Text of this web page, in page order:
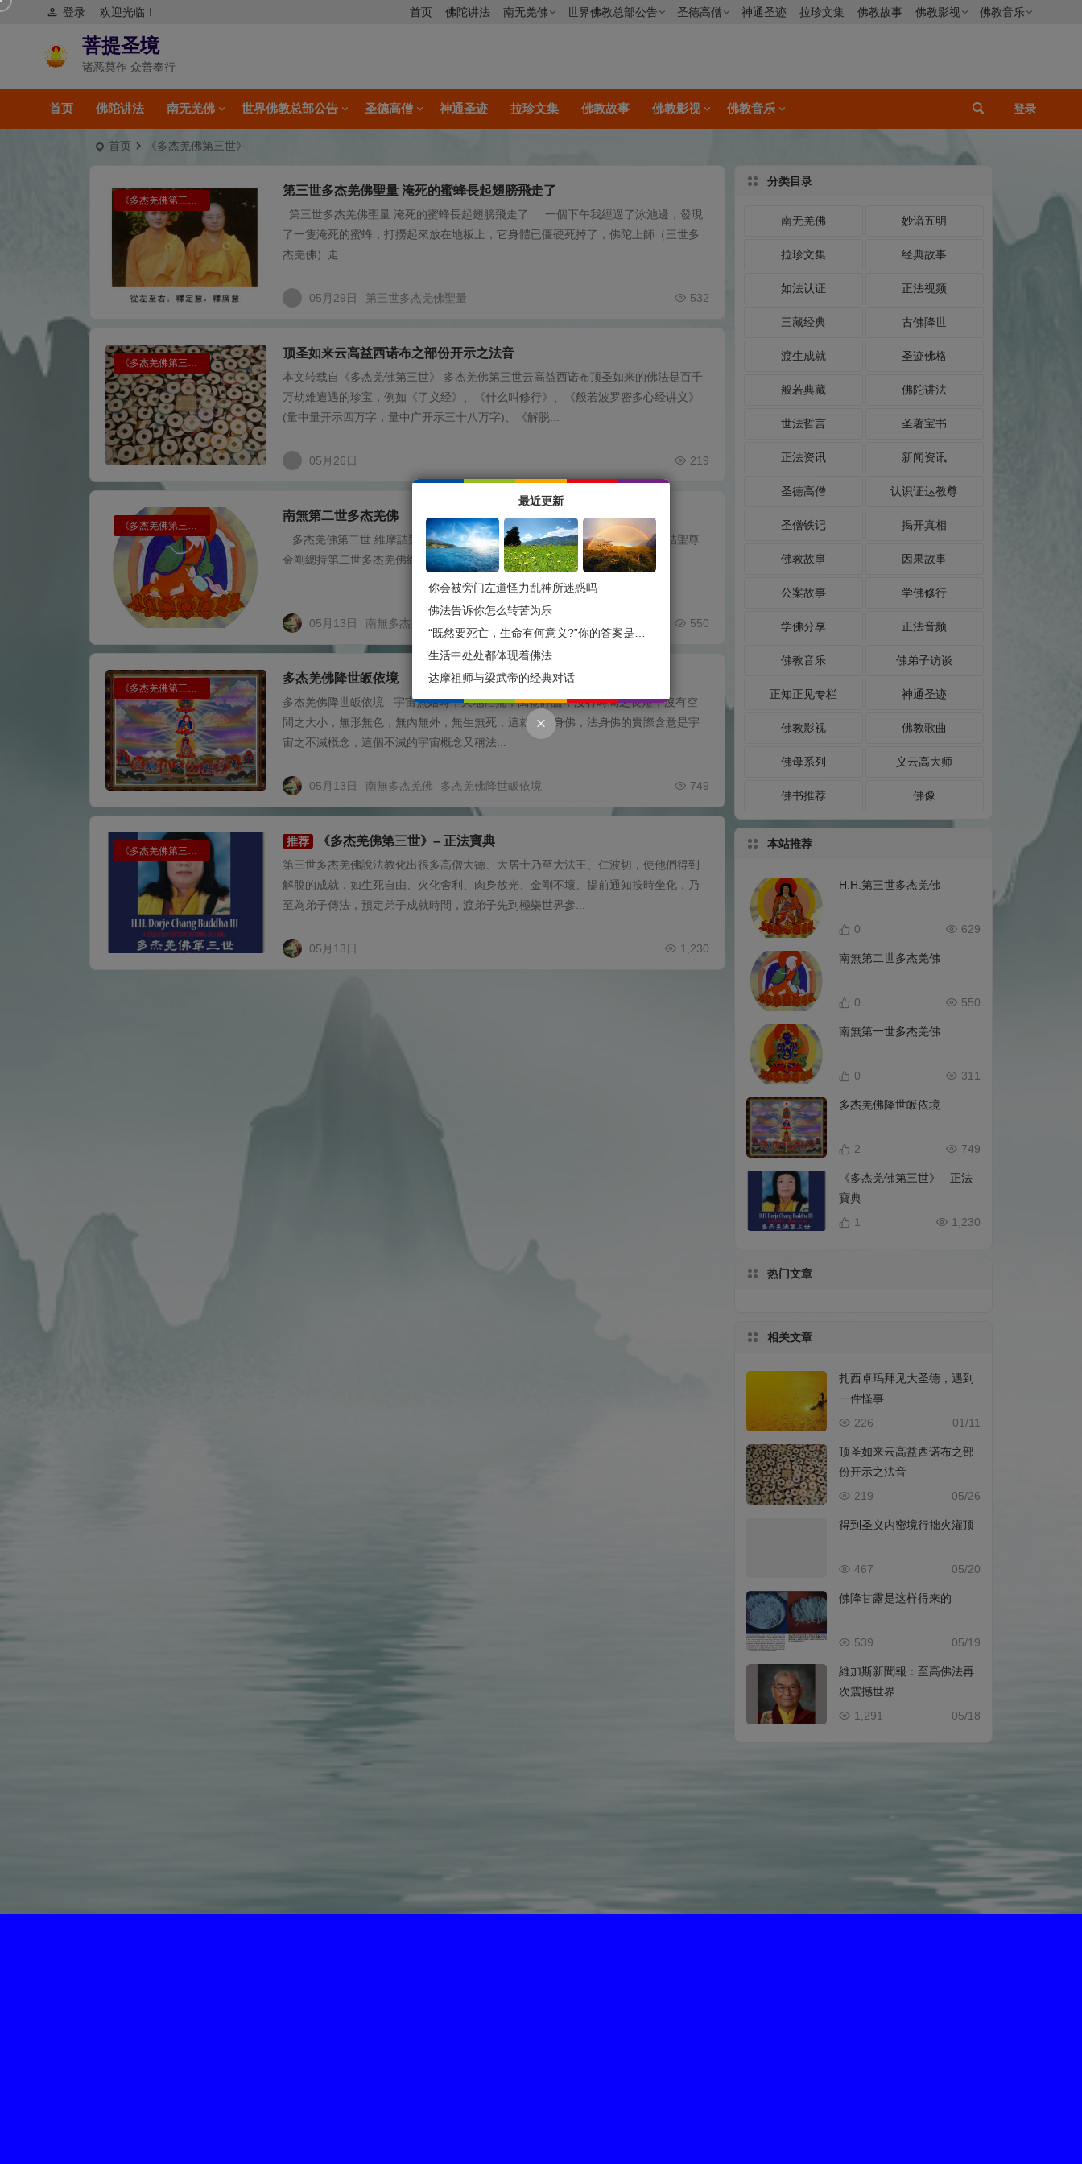
欢迎光临！
登录 首页 佛陀讲法 南无羌佛 世界佛教总部公告 圣德高僧 神通圣迹 拉珍文集 佛教故事 佛教影视 佛教音乐
菩提圣境
诸恶莫作 众善奉行
首页 佛陀讲法 南无羌佛 世界佛教总部公告 圣德高僧 神通圣迹 拉珍文集 佛教故事 佛教影视 佛教音乐 登录
首页 《多杰羌佛第三世》
《多杰羌佛第三世》
第三世多杰羌佛聖量 淹死的蜜蜂長起翅膀飛走了
第三世多杰羌佛聖量 淹死的蜜蜂長起翅膀飛走了 一個下午我經過了泳池邊，發現
了一隻淹死的蜜蜂，打撈起來放在地板上，它身體已僵硬死掉了，佛陀上師（三世多
杰羌佛）走...
05月29日 532
第三世多杰羌佛聖量
《多杰羌佛第三世》
顶圣如来云高益西诺布之部份开示之法音
本文转载自《多杰羌佛第三世》 多杰羌佛第三世云高益西诺布顶圣如来的佛法是百千
万劫难遭遇的珍宝，例如《了义经》、《什么叫修行》、《般若波罗密多心经讲义》
(量中量开示四万字，量中广开示三十八万字)、《解脱...
05月26日 219
《多杰羌佛第三世》
南無第二世多杰羌佛
多杰羌佛第二世 維摩詰聖尊 維摩詰聖尊簡介 南無第二世多杰羌佛維摩詰聖尊
金剛總持第二世多杰羌佛維摩詰聖尊是由釋迦牟尼佛宣布...
05月13日 550
南無多杰羌佛
《多杰羌佛第三世》
多杰羌佛降世皈依境
多杰羌佛降世皈依境 宇宙無始時，天地茫荒，萬物靜謐，沒有時間之長短，沒有空
間之大小，無形無色，無內無外，無生無死，這就是法身佛，法身佛的實際含意是宇
宙之不滅概念，這個不滅的宇宙概念又稱法...
05月13日 749
南無多杰羌佛 多杰羌佛降世皈依境
《多杰羌佛第三世》
推荐 《多杰羌佛第三世》– 正法寶典
第三世多杰羌佛說法教化出很多高僧大德、大居士乃至大法王、仁波切，使他們得到
解脫的成就，如生死自由、火化舍利、肉身放光、金剛不壞、提前通知按時坐化，乃
至為弟子傳法，預定弟子成就時間，渡弟子先到極樂世界參...
05月13日 1,230
分类目录
南无羌佛 妙谙五明
拉珍文集 经典故事
如法认证 正法视频
三藏经典 古佛降世
渡生成就 圣迹佛格
般若典藏 佛陀讲法
世法哲言 圣著宝书
正法资讯 新闻资讯
圣德高僧 认识证达教尊
圣僧铁记 揭开真相
佛教故事 因果故事
公案故事 学佛修行
学佛分享 正法音频
佛教音乐 佛弟子访谈
正知正见专栏 神通圣迹
佛教影视 佛教歌曲
佛母系列 义云高大师
佛书推荐 佛像
本站推荐
H.H.第三世多杰羌佛
629
0
南無第二世多杰羌佛
550
0
南無第一世多杰羌佛
311
0
多杰羌佛降世皈依境
749
2
《多杰羌佛第三世》– 正法
寶典
1,230
1
热门文章
相关文章
扎西卓玛拜见大圣德，遇到
一件怪事
01/11
226
顶圣如来云高益西诺布之部
份开示之法音
05/26
219
得到圣义内密境行拙火灌顶
05/20
467
佛降甘露是这样得来的
05/19
539
維加斯新聞報：至高佛法再
次震撼世界
05/18
1,291
最近更新
你会被旁门左道怪力乱神所迷惑吗
佛法告诉你怎么转苦为乐
生活中处处都体现着佛法
达摩祖师与梁武帝的经典对话